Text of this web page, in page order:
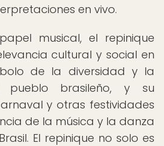
en vivo.
musical, el repinique
cultural y social en
de la diversidad y la
pueblo brasileño, y su
y otras festividades
de la música y la danza
El repinique no solo es